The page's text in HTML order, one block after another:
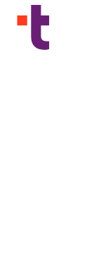
Nach Standort
By category
Mehr Länder